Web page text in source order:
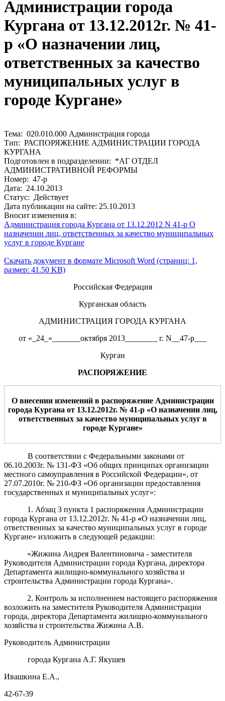
Администрации города
Кургана от 13.12.2012г. № 41-
р «О назначении лиц,
ответственных за качество
муниципальных услуг в
городе Кургане»
Тема: 020.010.000 Администрация города
Тип: РАСПОРЯЖЕНИЕ АДМИНИСТРАЦИИ ГОРОДА
КУРГАНА
Подготовлен в подразделении: *АГ ОТДЕЛ
АДМИНИСТРАТИВНОЙ РЕФОРМЫ
Номер: 47-р
Дата: 24.10.2013
Статус: Действует
Дата публикации на сайте: 25.10.2013
Вносит изменения в:
Администрация города Кургана от 13.12.2012 N 41-р О
назначении лиц, ответственных за качество муниципальных
услуг в городе Кургане
Скачать документ в формате Microsoft Word (страниц: 1,
размер: 41.50 KB)
Российская Федерация
Курганская область
АДМИНИСТРАЦИЯ ГОРОДА КУРГАНА
от «_24_»_______октября 2013________ г. N__47-р___
Курган
РАСПОРЯЖЕНИЕ
О внесении измененийв распоряжение Администрации
города Кургана от 13.12.2012г. № 41-р «Оназначении лиц,
ответственных за качество муниципальных услуг в
городе Кургане»
В соответствии с Федеральными законами от
06.10.2003г. № 131-ФЗ «Об общих принципах организации
местного самоуправления в Российской Федерации», от
27.07.2010г. № 210-ФЗ «Об организации предоставления
государственных и муниципальных услуг»:
1. Абзац 3 пункта 1 распоряжения Администрации
города Кургана от 13.12.2012г. № 41-р «О назначении лиц,
ответственных за качество муниципальных услуг в городе
Кургане» изложить в следующей редакции:
«Жижина Андрея Валентиновича- заместителя
Руководителя Администрации города Кургана, директора
Департамента жилищно-коммунального хозяйства и
строительства Администрации города Кургана».
2. Контроль за исполнением настоящего распоряжения
возложить на заместителя Руководителя Администрации
города, директора Департамента жилищно-коммунального
хозяйства и строительства Жижина А.В.
Руководитель Администрации
города Кургана А.Г. Якушев
Ивашкина Е.А.,
42-67-39